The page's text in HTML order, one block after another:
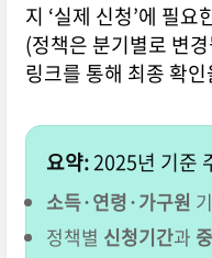
지 ‘실제 신청’에 필
(정책은 분기별로 변
링크를 통해 최종 확
요약:2025년 기준
소득·연령·가구원
정책별 신청기간과